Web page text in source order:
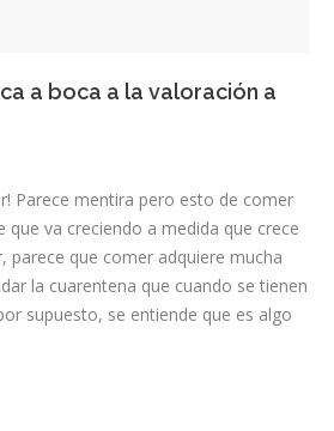
a boca a la valoración a
Parece mentira pero esto de comer
que va creciendo a medida que crece
parece que comer adquiere mucha
la cuarentena que cuando se tienen
supuesto, se entiende que es algo